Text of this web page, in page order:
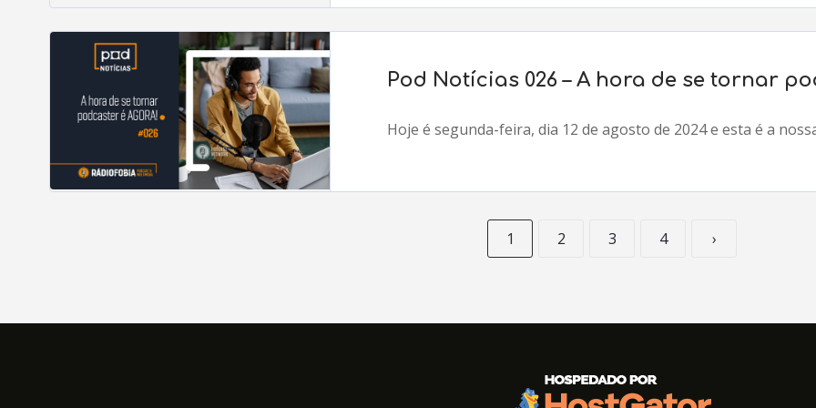
Pod Notícias 026 – A hora de se tornar
Hoje é segunda-feira, dia 12 de agosto de 2024 e esta é a
1 2 3 4 ›